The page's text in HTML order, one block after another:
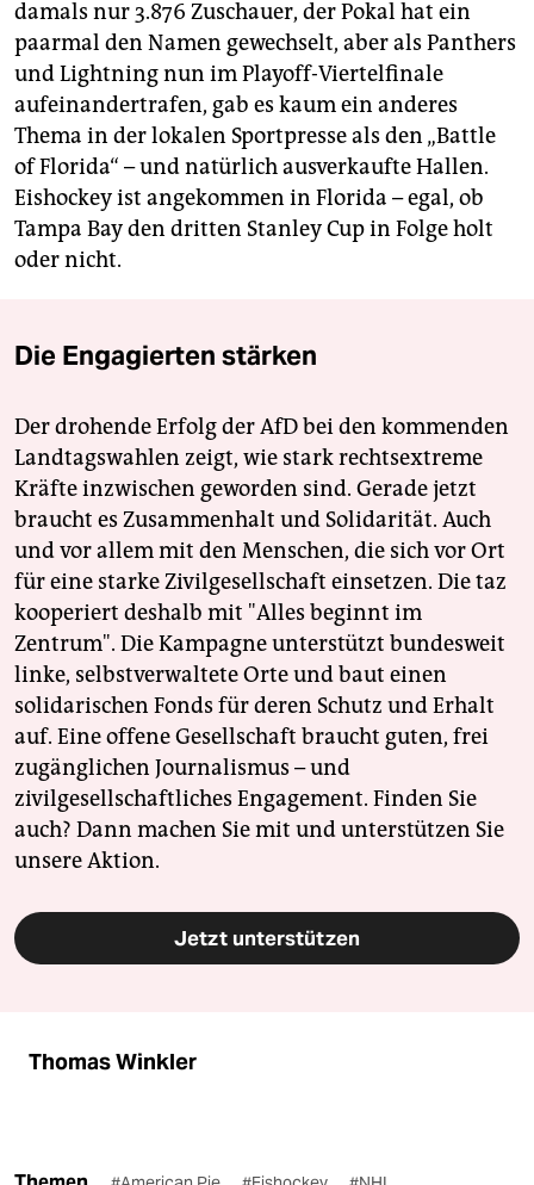
damals nur 3.876 Zuschauer, der Pokal hat ein
paarmal den Namen gewechselt, aber als Panthers
und Lightning nun im Playoff-Viertelfinale
aufeinandertrafen, gab es kaum ein anderes
Thema in der lokalen Sportpresse als den „Battle
of Florida“ – und natürlich ausverkaufte Hallen.
Eishockey ist angekommen in Florida – egal, ob
Tampa Bay den dritten Stanley Cup in Folge holt
oder nicht.
Die Engagierten stärken
Der drohende Erfolg der AfD bei den kommenden
Landtagswahlen zeigt, wie stark rechtsextreme
Kräfte inzwischen geworden sind. Gerade jetzt
braucht es Zusammenhalt und Solidarität. Auch
und vor allem mit den Menschen, die sich vor Ort
für eine starke Zivilgesellschaft einsetzen. Die taz
kooperiert deshalb mit "Alles beginnt im
Zentrum". Die Kampagne unterstützt bundesweit
linke, selbstverwaltete Orte und baut einen
solidarischen Fonds für deren Schutz und Erhalt
auf. Eine offene Gesellschaft braucht guten, frei
zugänglichen Journalismus – und
zivilgesellschaftliches Engagement. Finden Sie
auch? Dann machen Sie mit und unterstützen Sie
unsere Aktion.
Jetzt unterstützen
Thomas Winkler